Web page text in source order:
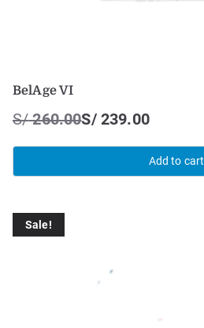
BelAge VI
S/260.00S/239.00
Add to cart
Sale!